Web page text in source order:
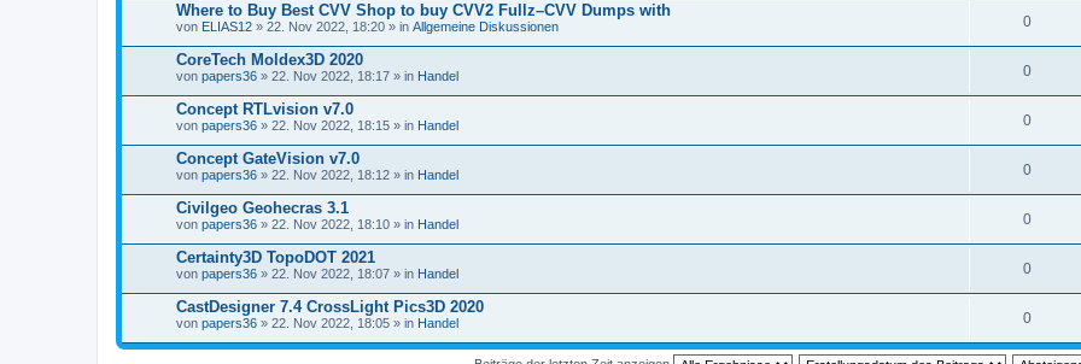
Where to Buy Best CVV Shop to buy CVV2 Fullz–CVV Dumps with
von ELIAS12 » 22. Nov 2022, 18:20 » in Allgemeine Diskussionen 0
CoreTech Moldex3D 2020
von papers36 » 22. Nov 2022, 18:17 » in Handel 0
Concept RTLvision v7.0
von papers36 » 22. Nov 2022, 18:15 » in Handel 0
Concept GateVision v7.0
von papers36 » 22. Nov 2022, 18:12 » in Handel 0
Civilgeo Geohecras 3.1
von papers36 » 22. Nov 2022, 18:10 » in Handel 0
Certainty3D TopoDOT 2021
von papers36 » 22. Nov 2022, 18:07 » in Handel 0
CastDesigner 7.4 CrossLight Pics3D 2020
von papers36 » 22. Nov 2022, 18:05 » in Handel 0